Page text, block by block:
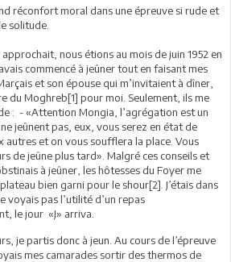
réconfort moral dans une épreuve si rude et
solitude.
nous étions au mois de juin 1952 en
commencé à jeûner tout en faisant mes
et son épouse qui m’invitaient à dîner,
du Moghreb[1] pour moi. Seulement, ils me
: - «Attention Mongia, l’agrégation est un
jeûnent pas, eux, vous serez en état de
autres et on vous soufflera la place. Vous
de jeûne plus tard». Malgré ces conseils et
à jeûner, les hôtesses du Foyer me
bien garni pour le shour[2]. J’étais dans
voyais pas l’utilité d’un repas
le jour «J» arriva.
je partis donc à jeun. Au cours de l’épreuve
mes camarades sortir des thermos de